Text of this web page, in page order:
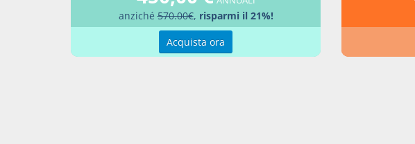
anziché570.00€, risparmi il 21%!
Acquista ora